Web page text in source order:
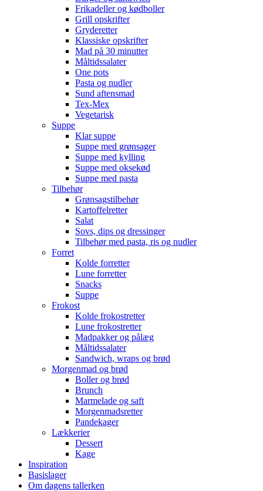
Frikadeller og kødboller
Grill opskrifter
Gryderetter
Klassiske opskrifter
Mad på 30 minutter
Måltidssalater
One pots
Pasta og nudler
Sund aftensmad
Tex-Mex
Vegetarisk
Suppe
Klar suppe
Suppe med grønsager
Suppe med kylling
Suppe med oksekød
Suppe med pasta
Tilbehør
Grønsagstilbehør
Kartoffelretter
Salat
Sovs, dips og dressinger
Tilbehør med pasta, ris og nudler
Forret
Kolde forretter
Lune forretter
Snacks
Suppe
Frokost
Kolde frokostretter
Lune frokostretter
Madpakker og pålæg
Måltidssalater
Sandwich, wraps og brød
Morgenmad og brød
Boller og brød
Brunch
Marmelade og saft
Morgenmadsretter
Pandekager
Lækkerier
Dessert
Kage
Inspiration
Basislager
Om dagens tallerken